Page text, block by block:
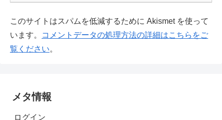
このサイトはスパムを低減するために Akismet を使って
います。
コメントデータの処理方法の詳細はこちらをご
覧ください。
メタ情報
ログイン